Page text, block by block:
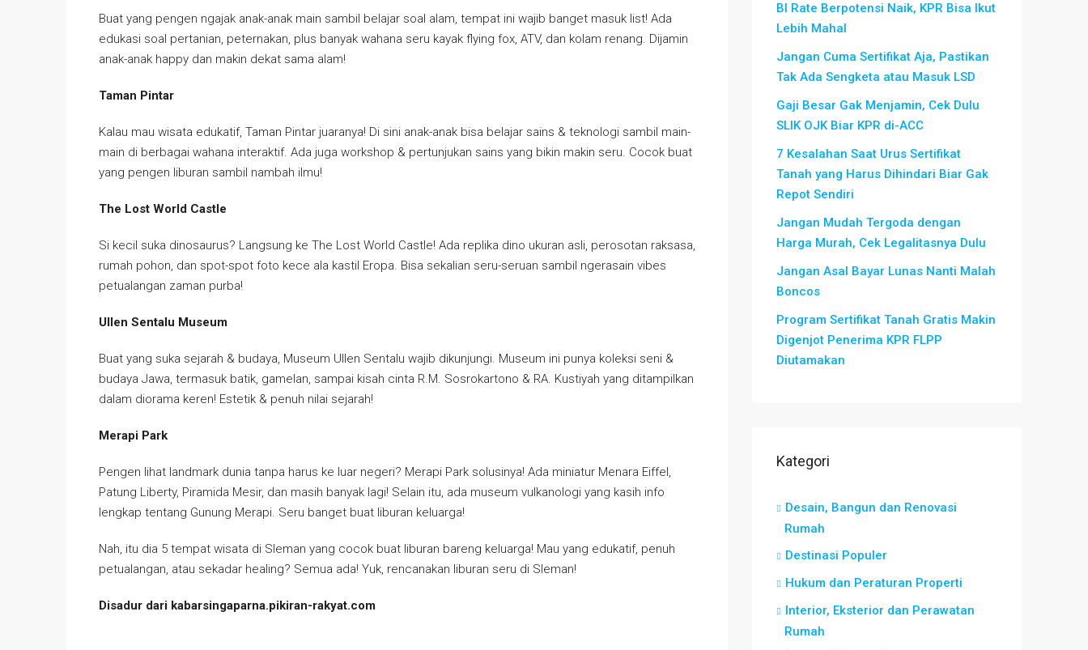
Buat yang pengen ngajak anak-anak main sambil belajar soal alam, tempat ini wajib banget masuk list! Ada
edukasi soal pertanian, peternakan, plus banyak wahana seru kayak flying fox, ATV, dan kolam renang. Dijamin
anak-anak happy dan makin dekat sama alam!
Taman Pintar
Kalau mau wisata edukatif, Taman Pintar juaranya! Di sini anak-anak bisa belajar sains & teknologi sambil main-
main di berbagai wahana interaktif. Ada juga workshop & pertunjukan sains yang bikin makin seru. Cocok buat
yang pengen liburan sambil nambah ilmu!
The Lost World Castle
Si kecil suka dinosaurus? Langsung ke The Lost World Castle! Ada replika dino ukuran asli, perosotan raksasa,
rumah pohon, dan spot-spot foto kece ala kastil Eropa. Bisa sekalian seru-seruan sambil ngerasain vibes
petualangan zaman purba!
Ullen Sentalu Museum
Buat yang suka sejarah & budaya, Museum Ullen Sentalu wajib dikunjungi. Museum ini punya koleksi seni &
budaya Jawa, termasuk batik, gamelan, sampai kisah cinta R.M. Sosrokartono & RA. Kustiyah yang ditampilkan
dalam diorama keren! Estetik & penuh nilai sejarah!
Merapi Park
Pengen lihat landmark dunia tanpa harus ke luar negeri? Merapi Park solusinya! Ada miniatur Menara Eiffel,
Patung Liberty, Piramida Mesir, dan masih banyak lagi! Selain itu, ada museum vulkanologi yang kasih info
lengkap tentang Gunung Merapi. Seru banget buat liburan keluarga!
Nah, itu dia 5 tempat wisata di Sleman yang cocok buat liburan bareng keluarga! Mau yang edukatif, penuh
petualangan, atau sekadar healing? Semua ada! Yuk, rencanakan liburan seru di Sleman!
Disadur dari kabarsingaparna.pikiran-rakyat.com
BI Rate Berpotensi Naik, KPR Bisa Ikut
Lebih Mahal
Jangan Cuma Sertifikat Aja, Pastikan
Tak Ada Sengketa atau Masuk LSD
Gaji Besar Gak Menjamin, Cek Dulu
SLIK OJK Biar KPR di-ACC
7 Kesalahan Saat Urus Sertifikat
Tanah yang Harus Dihindari Biar Gak
Repot Sendiri
Jangan Mudah Tergoda dengan
Harga Murah, Cek Legalitasnya Dulu
Jangan Asal Bayar Lunas Nanti Malah
Boncos
Program Sertifikat Tanah Gratis Makin
Digenjot Penerima KPR FLPP
Diutamakan
Kategori
Desain, Bangun dan Renovasi
Rumah
Destinasi Populer
Hukum dan Peraturan Properti
Interior, Eksterior dan Perawatan
Rumah